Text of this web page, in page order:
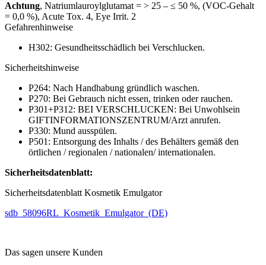
Achtung, Natriumlauroylglutamat = > 25 – ≤ 50 %, (VOC-Gehalt
= 0,0 %), Acute Tox. 4, Eye Irrit. 2
Gefahrenhinweise
H302: Gesundheitsschädlich bei Verschlucken.
Sicherheitshinweise
P264: Nach Handhabung gründlich waschen.
P270: Bei Gebrauch nicht essen, trinken oder rauchen.
P301+P312: BEI VERSCHLUCKEN: Bei Unwohlsein
GIFTINFORMATIONSZENTRUM/Arzt anrufen.
P330: Mund ausspülen.
P501: Entsorgung des Inhalts / des Behälters gemäß den
örtlichen / regionalen / nationalen/ internationalen.
Sicherheitsdatenblatt:
Sicherheitsdatenblatt Kosmetik Emulgator
sdb_58096RL_Kosmetik_Emulgator_(DE)
Das sagen unsere Kunden